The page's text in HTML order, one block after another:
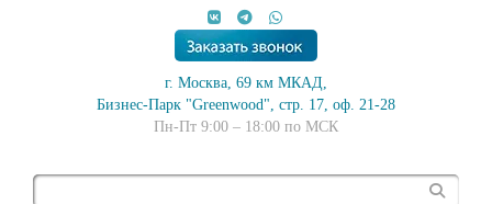
г. Москва, 69 км МКАД,
Бизнес-Парк "Greenwood", стр. 17, оф. 21-28
Пн-Пт 9:00 – 18:00 по МСК